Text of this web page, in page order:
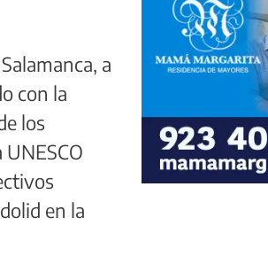
a
con la
los
en la